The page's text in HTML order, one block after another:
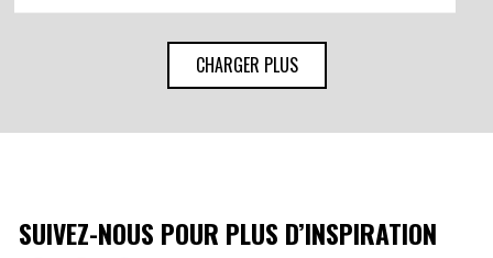
CHARGER PLUS
SUIVEZ-NOUS POUR PLUS D’INSPIRATION